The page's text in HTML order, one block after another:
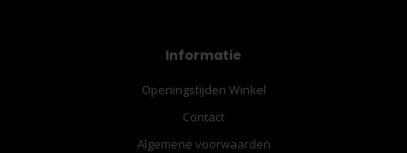
Informatie
Openingstijden Winkel
Contact
Algemene voorwaarden